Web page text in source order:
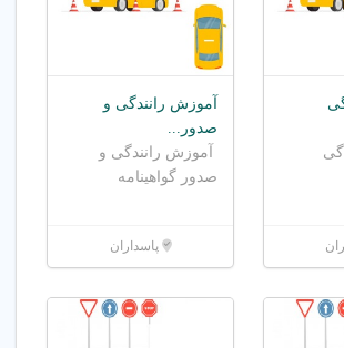
آموزش رانندگی و
صدور...
آموزش رانندگی و
صدور گواهینامه
پاسداران